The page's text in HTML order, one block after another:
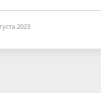
2023